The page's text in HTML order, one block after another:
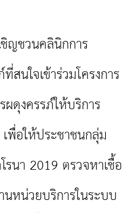
ชวนคลินิกการ
นใจเข้าร่วมโครงการ
ดุงครรภ์ให้บริการ
พื่อให้ประชาชนกลุ่ม
รนา 2019 ตรวจหาเชื้อ
นหน่วยบริการในระบบ